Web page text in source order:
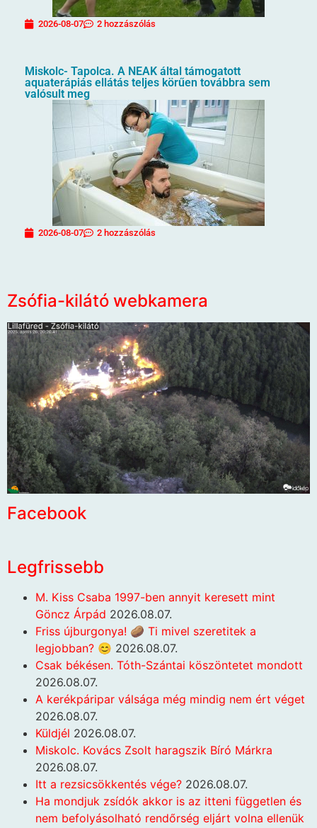
2026-08-07 2 hozzászólás
Miskolc- Tapolca. A NEAK által támogatott
aquaterápiás ellátás teljes körűen továbbra sem
valósult meg
2026-08-07 2 hozzászólás
Zsófia-kilátó webkamera
Facebook
Legfrissebb
M. Kiss Csaba 1997-ben annyit keresett mint
Göncz Árpád 2026.08.07.
Friss újburgonya! 🥔 Ti mivel szeretitek a
legjobban? 😊 2026.08.07.
Csak békésen. Tóth-Szántai köszöntetet mondott
2026.08.07.
A kerékpáripar válsága még mindig nem ért véget
2026.08.07.
Küldjél 2026.08.07.
Miskolc. Kovács Zsolt haragszik Bíró Márkra
2026.08.07.
Itt a rezsicsökkentés vége? 2026.08.07.
Ha mondjuk zsídók akkor is az itteni független és
nem befolyásolható rendőrség eljárt volna ellenük